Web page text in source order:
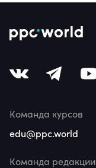
Команда курсов
edu@ppc.world
Команда редакции